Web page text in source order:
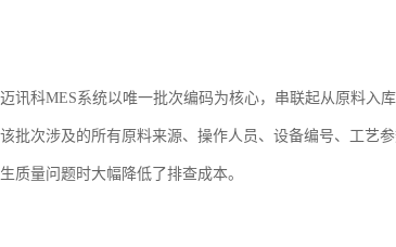
讯科MES系统以唯一批次编码为核心，串联起从原料入
批次涉及的所有原料来源、操作人员、设备编号、工艺
质量问题时大幅降低了排查成本。